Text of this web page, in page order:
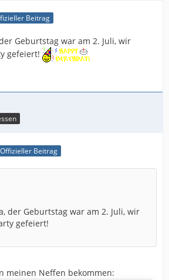
Beitrag
Geburtstag war am 2. Juli, wir
gefeiert!
Offizieller Beitrag
der Geburtstag war am 2. Juli, wir
gefeiert!
meinen Neffen bekommen: